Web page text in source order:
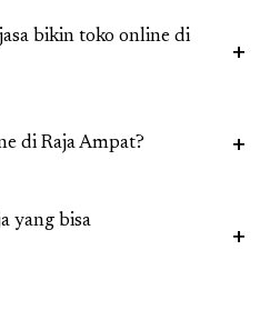
bikin toko online di
di Raja Ampat?
yang bisa